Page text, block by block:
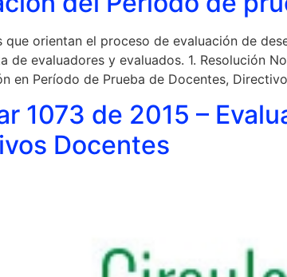
que orientan el proceso de evaluación de
de evaluadores y evaluados. 1. Resolución
en Período de Prueba de Docentes,
1073 de 2015 –
Docentes